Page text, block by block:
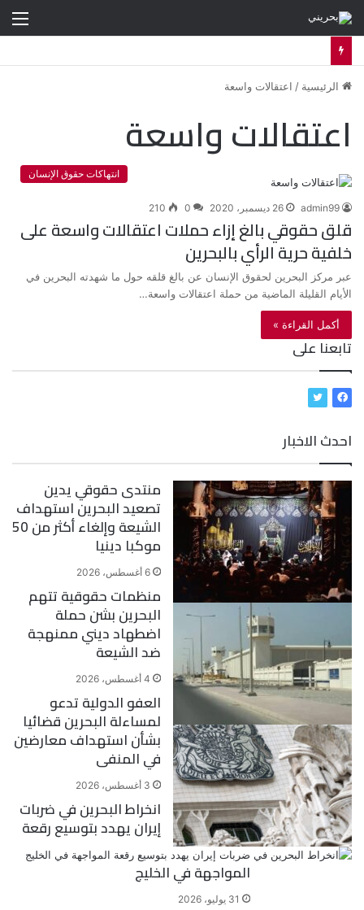
الرئيسية / اعتقالات واسعة
اعتقالات واسعة
انتهاكات حقوق الإنسان
admin99 26 ديسمبر، 2020 0
210
قلق حقوقي بالغ إزاء حملات اعتقالات واسعة على
خلفية حرية الرأي بالبحرين
عبر مركز البحرين لحقوق الإنسان عن بالغ قلقه حول ما شهدته البحرين في
الأيام القليلة الماضية من حملة اعتقالات واسعة…
أكمل القراءة »
تابعنا على
س
ك
ي
احدث الاخبار
منتدى حقوقي يدين
تصعيد البحرين استهداف
الشيعة وإلغاء أكثر من 50
موكبا دينيا
6 أغسطس، 2026
منظمات حقوقية تتهم
البحرين بشن حملة
اضطهاد ديني ممنهجة
ضد الشيعة
4 أغسطس، 2026
العفو الدولية تدعو
لمساءلة البحرين قضائيا
بشأن استهداف معارضين
في المنفى
3 أغسطس، 2026
انخراط البحرين في ضربات
إيران يهدد بتوسيع رقعة
المواجهة في الخليج
31 يوليو، 2026